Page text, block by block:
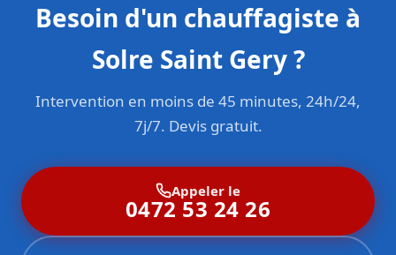
Besoin d'un chauffagiste à
Solre Saint Gery ?
Intervention en moins de 45 minutes, 24h/24,
7j/7. Devis gratuit.
Appeler le
0472 53 24 26